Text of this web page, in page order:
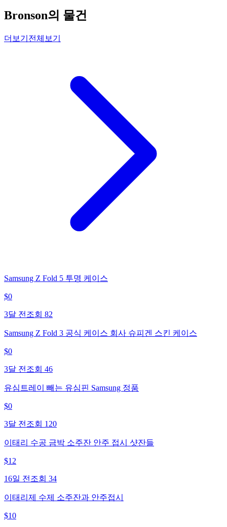
Bronson의 물건
더보기 전체보기
Samsung Z Fold 5 투명 케이스
$0
3달 전 조회 82
Samsung Z Fold 3 공식 케이스 회사 슈피겐 스킨 케이스
$0
3달 전 조회 46
유심트레이 빼는 유심핀 Samsung 정품
$0
3달 전 조회 120
이태리 수공 금박 소주잔 안주 접시 샷잔들
$12
16일 전 조회 34
이태리제 수제 소주잔과 안주접시
$10